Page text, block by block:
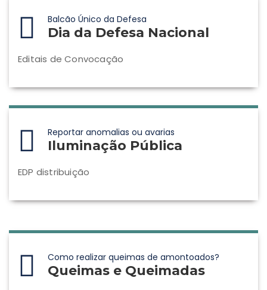
Balcão Único da Defesa
Dia da Defesa Nacional
Editais de Convocação
Reportar anomalias ou avarias
Iluminação Pública
EDP distribuição
Como realizar queimas de amontoados?
Queimas e Queimadas